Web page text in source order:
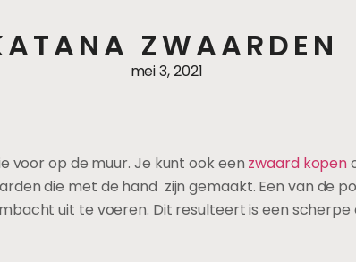
ZWAARDEN
mei 3, 2021
voor op de muur. Je kunt ook een zwaard kopen
die met de hand zijn gemaakt. Een van de
uit te voeren. Dit resulteert is een